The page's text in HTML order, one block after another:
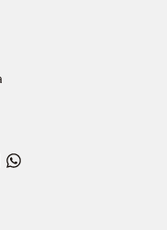
Dailymotion